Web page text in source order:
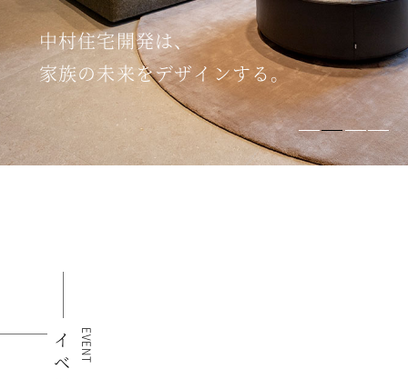
中村住宅開発は、
家族の未来をデザインする。
EVENT